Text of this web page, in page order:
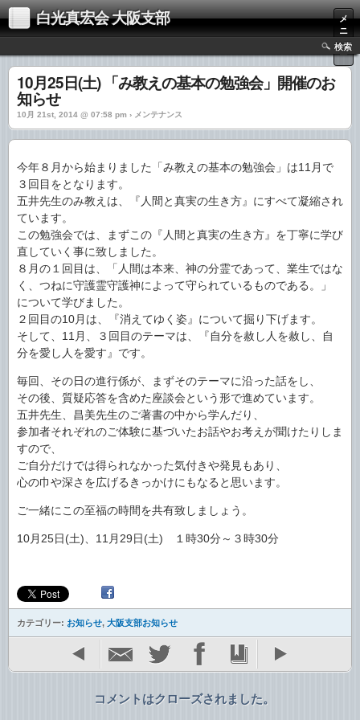
白光真宏会 大阪支部
メ
ニ
ュ
ー
検索
10月25日(土) 「み教えの基本の勉強会」開催のお
知らせ
10月 21st, 2014 @ 07:58 pm › メンテナンス
今年８月から始まりました「み教えの基本の勉強会」は11月で
３回目をとなります。
五井先生のみ教えは、『人間と真実の生き方』にすべて凝縮され
ています。
この勉強会では、まずこの『人間と真実の生き方』を丁寧に学び
直していく事に致しました。
８月の１回目は、「人間は本来、神の分霊であって、業生ではな
く、つねに守護霊守護神によって守られているものである。」
について学びました。
２回目の10月は、『消えてゆく姿』について掘り下げます。
そして、11月、３回目のテーマは、『自分を赦し人を赦し、自
分を愛し人を愛す』です。
毎回、その日の進行係が、まずそのテーマに沿った話をし、
その後、質疑応答を含めた座談会という形で進めています。
五井先生、昌美先生のご著書の中から学んだり、
参加者それぞれのご体験に基づいたお話やお考えが聞けたりしま
すので、
ご自分だけでは得られなかった気付きや発見もあり、
心の巾や深さを広げるきっかけにもなると思います。
ご一緒にこの至福の時間を共有致しましょう。
10月25日(土)、11月29日(土) １時30分～３時30分
カテゴリー: お知らせ, 大阪支部お知らせ
コメントはクローズされました。